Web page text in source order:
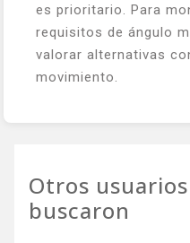
es prioritario. Para
requisitos de ángulo
valorar alternativas
movimiento.
Otros
buscaron